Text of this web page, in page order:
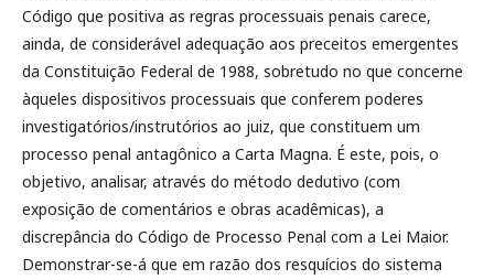
Código que positiva as regras processuais penais carece,
ainda, de considerável adequação aos preceitos emergentes
da Constituição Federal de 1988, sobretudo no que concerne
àqueles dispositivos processuais que conferem poderes
investigatórios/instrutórios ao juiz, que constituem um
processo penal antagônico a Carta Magna. É este, pois, o
objetivo, analisar, através do método dedutivo (com
exposição de comentários e obras acadêmicas), a
discrepância do Código de Processo Penal com a Lei Maior.
Demonstrar-se-á que em razão dos resquícios do sistema